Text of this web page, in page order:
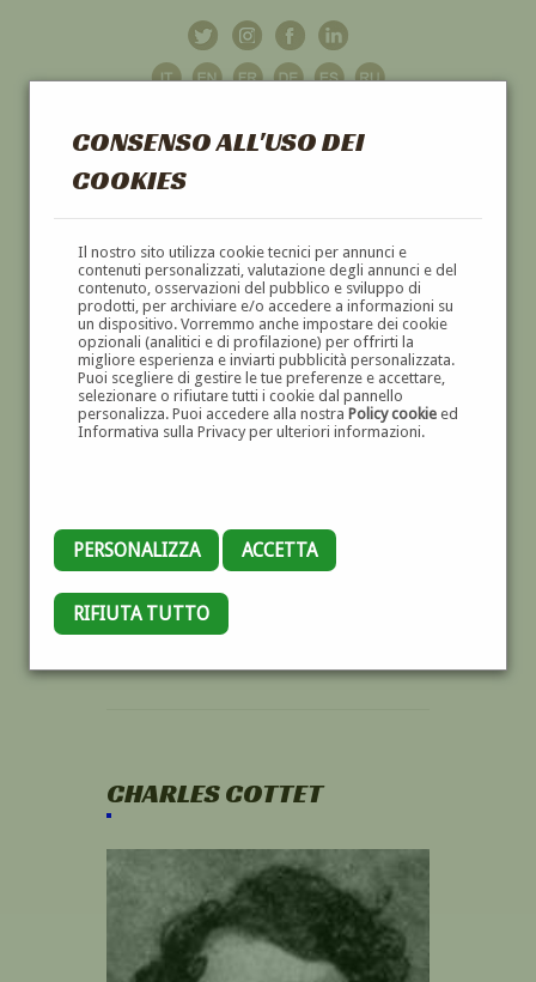
CONSENSO ALL'USO DEI
COOKIES
Il nostro sito utilizza cookie tecnici per annunci e
contenuti personalizzati, valutazione degli annunci e del
contenuto, osservazioni del pubblico e sviluppo di
prodotti, per archiviare e/o accedere a informazioni su
un dispositivo. Vorremmo anche impostare dei cookie
opzionali (analitici e di profilazione) per offrirti la
migliore esperienza e inviarti pubblicità personalizzata.
Puoi scegliere di gestire le tue preferenze e accettare,
selezionare o rifiutare tutti i cookie dal pannello
personalizza. Puoi accedere alla nostra Policy cookieed
Informativa sulla Privacy per ulteriori informazioni.
PERSONALIZZA ACCETTA
RIFIUTA TUTTO
GALLERIAD'ARTE
DIPINTI E SCULTURE '800 E '900
CHARLES COTTET